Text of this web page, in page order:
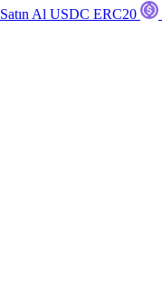
Satın Al USDC ERC20